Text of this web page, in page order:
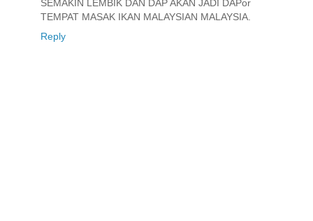
SEMAKIN LEMBIK DAN DAP AKAN JADI DAPor
TEMPAT MASAK IKAN MALAYSIAN MALAYSIA.
Reply